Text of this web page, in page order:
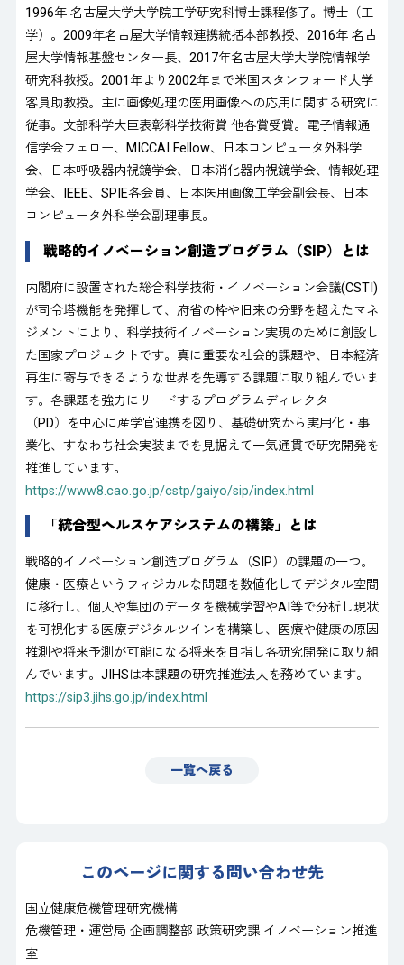
1996年 名古屋大学大学院工学研究科博士課程修了。博士（工
学）。2009年名古屋大学情報連携統括本部教授、2016年 名古
屋大学情報基盤センター長、2017年名古屋大学大学院情報学
研究科教授。2001年より2002年まで米国スタンフォード大学
客員助教授。主に画像処理の医用画像への応用に関する研究に
従事。文部科学大臣表彰科学技術賞 他各賞受賞。電子情報通
信学会フェロー、MICCAI Fellow、日本コンピュータ外科学
会、日本呼吸器内視鏡学会、日本消化器内視鏡学会、情報処理
学会、IEEE、SPIE各会員、日本医用画像工学会副会長、日本
コンピュータ外科学会副理事長。
戦略的イノベーション創造プログラム（SIP）とは
内閣府に設置された総合科学技術・イノベーション会議(CSTI)
が司令塔機能を発揮して、府省の枠や旧来の分野を超えたマネ
ジメントにより、科学技術イノベーション実現のために創設し
た国家プロジェクトです。真に重要な社会的課題や、日本経済
再生に寄与できるような世界を先導する課題に取り組んでいま
す。各課題を強力にリードするプログラムディレクター
（PD）を中心に産学官連携を図り、基礎研究から実用化・事
業化、すなわち社会実装までを見据えて一気通貫で研究開発を
推進しています。
https://www8.cao.go.jp/cstp/gaiyo/sip/index.html
「統合型ヘルスケアシステムの構築」とは
戦略的イノベーション創造プログラム（SIP）の課題の一つ。
健康・医療というフィジカルな問題を数値化してデジタル空間
に移行し、個人や集団のデータを機械学習やAI等で分析し現状
を可視化する医療デジタルツインを構築し、医療や健康の原因
推測や将来予測が可能になる将来を目指し各研究開発に取り組
んでいます。JIHSは本課題の研究推進法人を務めています。
https://sip3.jihs.go.jp/index.html
一覧へ戻る
このページに関する問い合わせ先
国立健康危機管理研究機構
危機管理・運営局 企画調整部 政策研究課 イノベーション推進
室